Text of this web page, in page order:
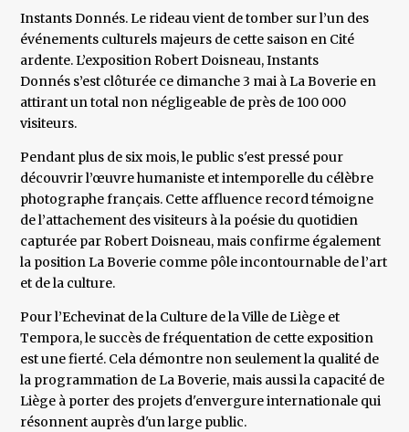
Instants Donnés. Le rideau vient de tomber sur l’un des
événements culturels majeurs de cette saison en Cité
ardente. L’exposition Robert Doisneau, Instants
Donnés s’est clôturée ce dimanche 3 mai à La Boverie en
attirant un total non négligeable de près de 100 000
visiteurs.
Pendant plus de six mois, le public s'est pressé pour
découvrir l’œuvre humaniste et intemporelle du célèbre
photographe français. Cette affluence record témoigne
de l’attachement des visiteurs à la poésie du quotidien
capturée par Robert Doisneau, mais confirme également
la position La Boverie comme pôle incontournable de l’art
et de la culture.
Pour l’Echevinat de la Culture de la Ville de Liège et
Tempora, le succès de fréquentation de cette exposition
est une fierté. Cela démontre non seulement la qualité de
la programmation de La Boverie, mais aussi la capacité de
Liège à porter des projets d'envergure internationale qui
résonnent auprès d'un large public.